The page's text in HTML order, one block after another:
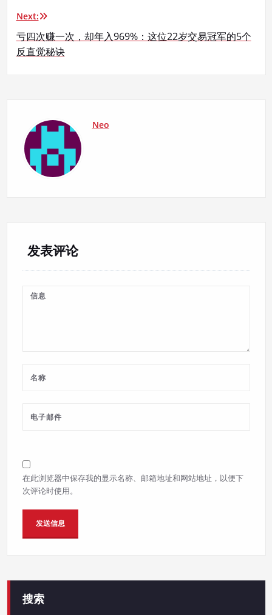
导
航
Next:
亏四次赚一次，却年入969%：这位22岁交易冠军的5个
反直觉秘诀
Neo
发表评论
在此浏览器中保存我的显示名称、邮箱地址和网站地址，以便下
次评论时使用。
搜索